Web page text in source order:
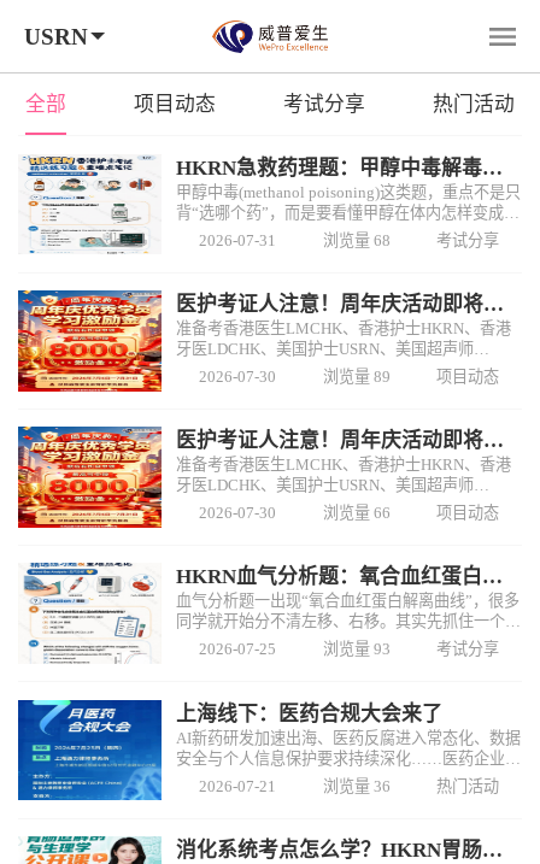
USRN
全部 项目动态 考试分享 热门活动
HKRN急救药理题：甲醇中毒解毒剂解题思路！
甲醇中毒(methanol poisoning)这类题，重点不是只
背“选哪个药”，而是要看懂甲醇在体内怎样变成更
有毒的代谢物☠️\n\n这道题在现有选项中，正确答
案是：A、乙醇(Ethanol)。\n
2026-07-31 浏览量 68 考试分享
医护考证人注意！周年庆活动即将收官！
准备考香港医生LMCHK、香港护士HKRN、香港
牙医LDCHK、美国护士USRN、美国超声师
ARDMS的医护朋友们，这个周年庆活动可以重点
看看\n\n‍♀️这次活动面向活动期内报名的新学员设
2026-07-30 浏览量 89 项目动态
医护考证人注意！周年庆活动即将收官！
准备考香港医生LMCHK、香港护士HKRN、香港
牙医LDCHK、美国护士USRN、美国超声师
ARDMS的医护朋友们，这个周年庆活动可以重点
看看\n\n‍♀️这次活动面向活动期内报名的新学员设
2026-07-30 浏览量 66 项目动态
HKRN血气分析题：氧合血红蛋白解离曲线右移
血气分析题一出现“氧合血红蛋白解离曲线”，很多
同学就开始分不清左移、右移。其实先抓住一个核
心：右移代表血红蛋白更愿意把氧气释放给组织
\n\n这题问：哪种变化会使曲线向右移动？\n\n正
2026-07-25 浏览量 93 考试分享
上海线下：医药合规大会来了
AI新药研发加速出海、医药反腐进入常态化、数据
安全与个人信息保护要求持续深化……医药企业的
合规管理，正在从“出现问题再处理”转向覆盖研
发、生产、营销及患者服务的全流程治理。\n\n7
2026-07-21 浏览量 36 热门活动
消化系统考点怎么学？HKRN胃肠道生理公开课